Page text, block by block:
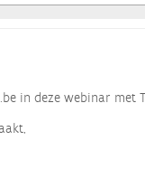
in deze webinar met